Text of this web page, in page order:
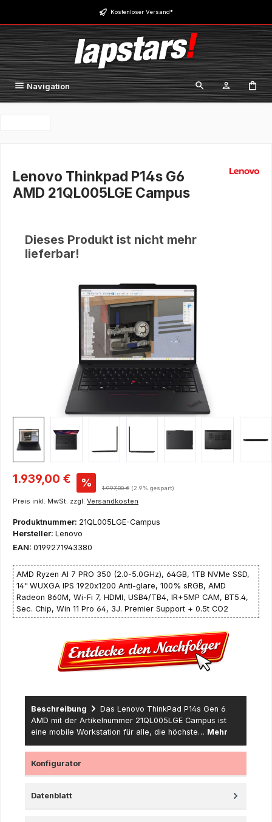
Zum Hauptinhalt springen Kostenloser Versand*
Navigation
Lenovo Thinkpad P14s G6
AMD 21QL005LGE Campus
Dieses Produkt ist nicht mehr
lieferbar!
Bildergalerie überspringen
Verkaufspreis:
1.939,00 € % Regulärer Preis:
1.997,00 € (2.9% gespart)
Preis inkl. MwSt. zzgl. Versandkosten
Produktnummer: 21QL005LGE-Campus
Hersteller: Lenovo
EAN: 0199271943380
AMD Ryzen AI 7 PRO 350 (2.0-5.0GHz), 64GB, 1TB NVMe SSD,
14" WUXGA IPS 1920x1200 Anti-glare, 100% sRGB, AMD
Radeon 860M, Wi-Fi 7, HDMI, USB4/TB4, IR+5MP CAM, BT5.4,
Sec. Chip, Win 11 Pro 64, 3J. Premier Support + 0.5t CO2
Beschreibung
Das Lenovo ThinkPad P14s Gen 6
AMD mit der Artikelnummer 21QL005LGE Campus ist
eine mobile Workstation für alle, die höchste… Mehr
Konfigurator
Datenblatt